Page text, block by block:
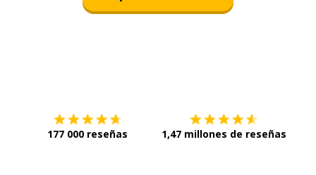
177 000 reseñas 1,47 millones de reseñas